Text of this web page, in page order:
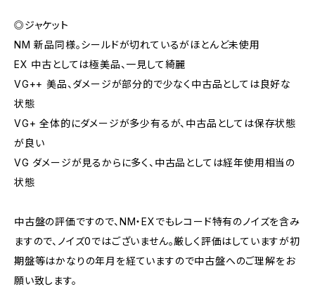
◎ジャケット
NM 新品同様。シールドが切れているがほとんど未使用
EX 中古としては極美品、一見して綺麗
VG++ 美品、ダメージが部分的で少なく中古品としては良好な
状態
VG+ 全体的にダメージが多少有るが、中古品としては保存状態
が良い
VG ダメージが見るからに多く、中古品としては経年使用相当の
状態
中古盤の評価ですので、NM・EXでもレコード特有のノイズを含み
ますので、ノイズ0ではございません。厳しく評価はしていますが初
期盤等はかなりの年月を経ていますので中古盤へのご理解をお
願い致します。